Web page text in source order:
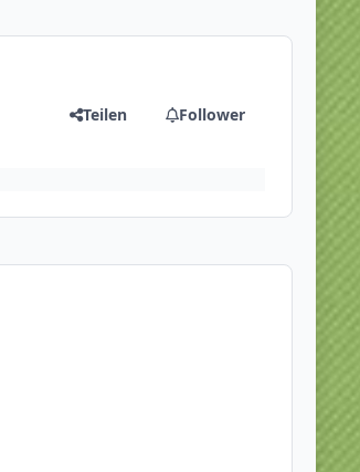
Teilen Follower